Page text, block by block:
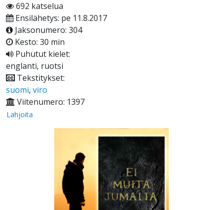
692 katselua
Ensilähetys: pe 11.8.2017
Jaksonumero: 304
Kesto: 30 min
Puhutut kielet:
englanti, ruotsi
Tekstitykset:
suomi, viro
Viitenumero: 1397
Lahjoita